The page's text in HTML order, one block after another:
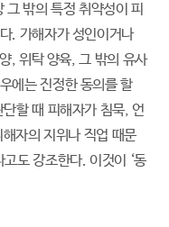
밖의 특정 취약성이 피
. 가해자가 성인이거나
, 위탁 양육, 그 밖의 유사
에는 진정한 동의를 할
할 때 피해자가 침묵, 언
자의 지위나 직업 때문
도 강조한다. 이것이 ‘동